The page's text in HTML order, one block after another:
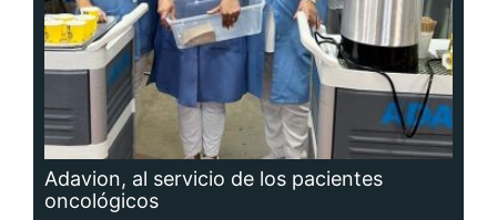
Adavion, al servicio de los pacientes
oncológicos